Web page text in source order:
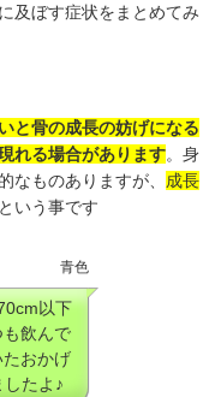
及ぼす症状をまとめてみ
と骨の成長の妨げになる
れる場合があります。身
なものありますが、 成長
という事です
青色
以下
飲んで
おかげ
たよ♪